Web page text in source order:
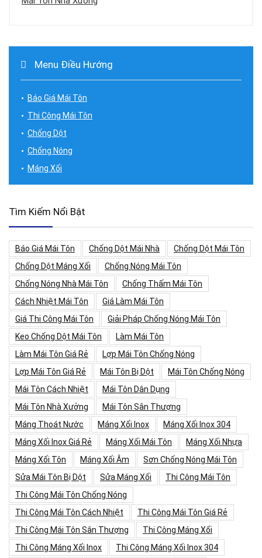
Menu Điều Hướng
Báo Giá Mái Tôn
Thi Công Mái Tôn
Chống Dột
Chống Nóng
Máng Xối
Tìm Kiếm Nổi Bật
Báo Giá Mái Tôn Chống Dột Mái Nhà
Chống Dột Mái Tôn
Chống Dột Máng Xối
Chống Nóng Mái Tôn
Chống Nóng Nhà Mái Tôn
Chống Thấm Mái Tôn
Cách Nhiệt Mái Tôn
Giá Làm Mái Tôn
Giá Thi Công Mái Tôn
Giải Pháp Chống Nóng Mái Tôn
Keo Chống Dột Mái Tôn
Làm Mái Tôn
Làm Mái Tôn Giá Rẻ
Lợp Mái Tôn Chống Nóng
Lợp Mái Tôn Giá Rẻ
Mái Tôn Bị Dột
Mái Tôn Chống Nóng
Mái Tôn Cách Nhiệt
Mái Tôn Dân Dụng
Mái Tôn Nhà Xưởng
Mái Tôn Sân Thượng
Máng Thoát Nước
Máng Xối Inox
Máng Xối Inox 304
Máng Xối Inox Giá Rẻ
Máng Xối Mái Tôn
Máng Xối Nhựa
Máng Xối Tôn
Máng Xối Âm
Sơn Chống Nóng Mái Tôn
Sửa Mái Tôn Bị Dột
Sửa Máng Xối
Thi Công Mái Tôn
Thi Công Mái Tôn Chống Nóng
Thi Công Mái Tôn Cách Nhiệt
Thi Công Mái Tôn Giá Rẻ
Thi Công Mái Tôn Sân Thượng
Thi Công Máng Xối
Thi Công Máng Xối Inox
Thi Công Máng Xối Inox 304